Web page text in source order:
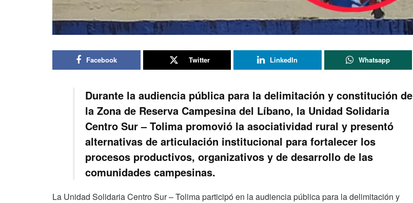
Facebook Twitter LinkedIn Whatsapp
Durante la audiencia pública para la delimitación y constitución de
la Zona de Reserva Campesina del Líbano, la Unidad Solidaria
Centro Sur – Tolima promovió la asociatividad rural y presentó
alternativas de articulación institucional para fortalecer los
procesos productivos, organizativos y de desarrollo de las
comunidades campesinas.
La Unidad Solidaria Centro Sur – Tolima participó en la audiencia pública para la delimitación y